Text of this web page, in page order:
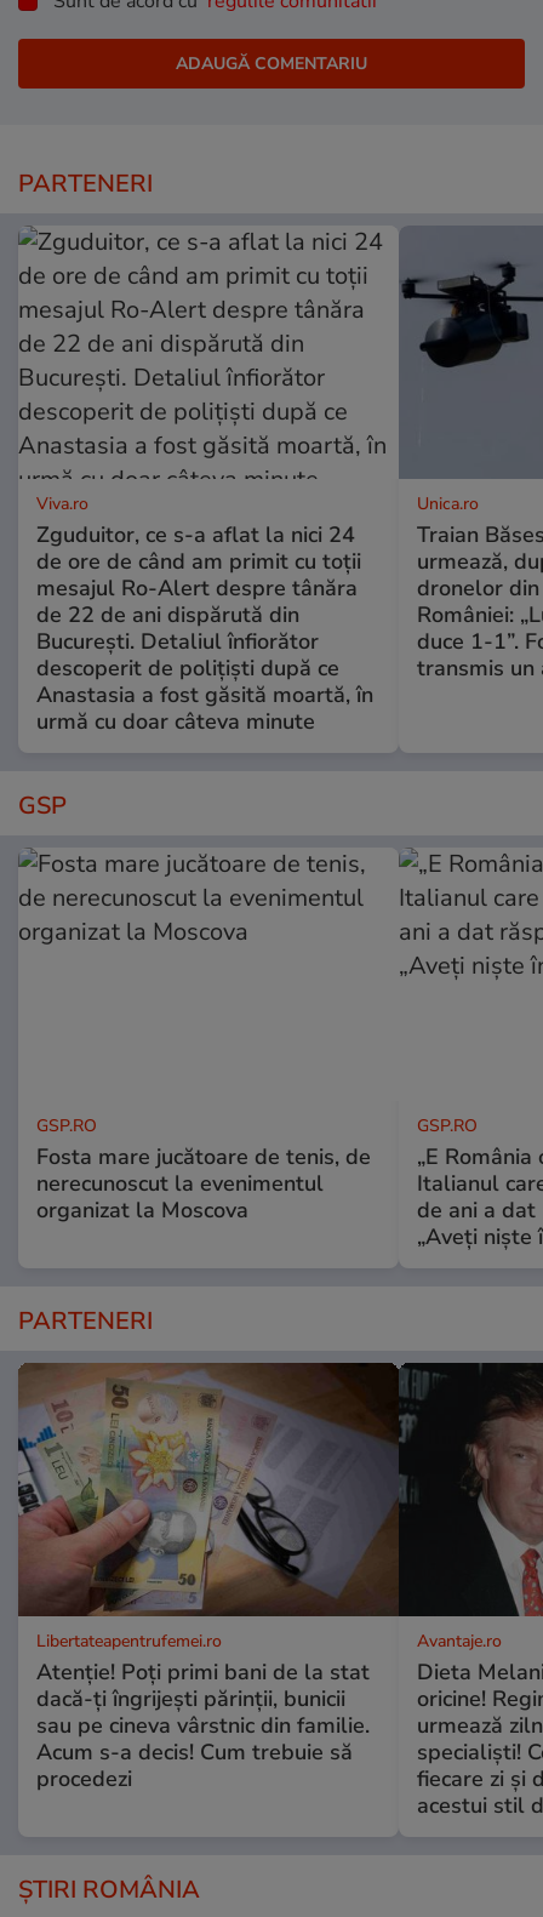
PARTENERI
Viva.ro
Zguduitor, ce s-a aflat la nici 24
de ore de când am primit cu toții
mesajul Ro-Alert despre tânăra
de 22 de ani dispărută din
București. Detaliul înfiorător
descoperit de polițiști după ce
Anastasia a fost găsită moartă, în
urmă cu doar câteva minute
Unica.ro
Traian
urmează,
dronelor
României:
duce 1-1”.
transmis un
GSP
GSP.RO
Fosta mare jucătoare de tenis, de
nerecunoscut la evenimentul
organizat la Moscova
GSP.RO
„E
Italianul
de ani a
„Aveți niște
PARTENERI
Libertateapentrufemei.ro
Atenție! Poți primi bani de la stat
dacă-ți îngrijești părinții, bunicii
sau pe cineva vârstnic din familie.
Acum s-a decis! Cum trebuie să
procedezi
Avantaje.ro
Dieta
oricine!
urmează
specialiști!
fiecare zi și
acestui stil
ȘTIRI ROMÂNIA